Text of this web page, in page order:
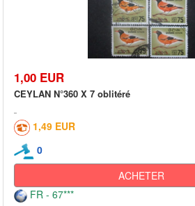
1,00 EUR
CEYLAN N°360 X 7 oblitéré
1,49 EUR
0
ACHETER
FR - 67***